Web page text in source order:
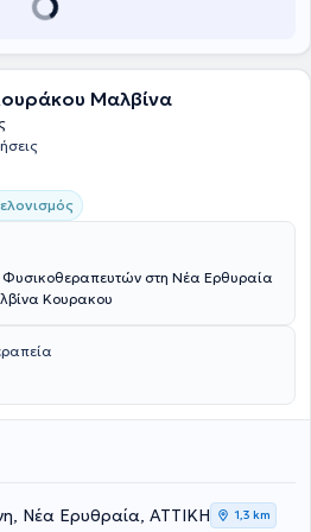
ανθρώπινου πόνου, αποτελούν
Μαλβίνα
Φυσικοθεραπευτών στη Νέα Ερθυραία
Κουρακου
Νέα Ερυθραία, ΑΤΤΙΚΗ 1,3 km